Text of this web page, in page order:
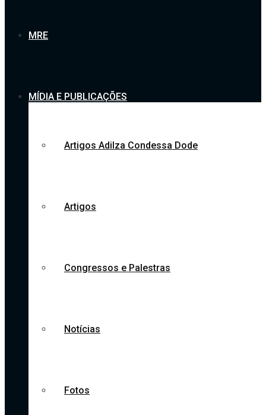
MRE
MÍDIA E PUBLICAÇÕES
Artigos Adilza Condessa Dode
Artigos
Congressos e Palestras
Notícias
Fotos